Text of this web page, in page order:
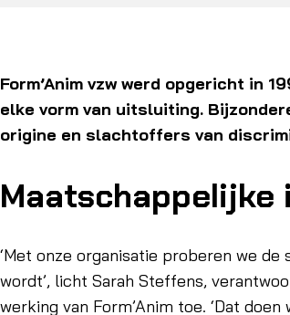
Form’Anim vzw werd opgericht in
elke vorm van uitsluiting.
origine en slachtoffers van
‘Met onze organisatie proberen we
wordt’, licht Sarah Steffens,
werking van Form’Anim toe. ‘Dat